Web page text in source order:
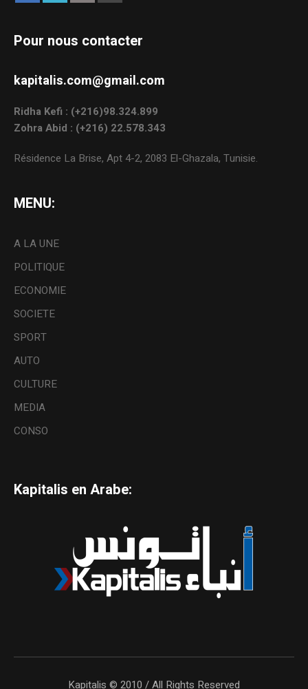
Pour nous contacter
kapitalis.com@gmail.com
Ridha Kefi : (+216)98.324.899
Zohra Abid : (+216) 22.578.343
Résidence La Brise, Apt 4-2, 2083 El-Ghazala, Tunisie.
MENU:
A LA UNE
POLITIQUE
ECONOMIE
SOCIETE
SPORT
AUTO
CULTURE
MEDIA
CONSO
Kapitalis en Arabe:
Kapitalis © 2010 / All Rights Reserved